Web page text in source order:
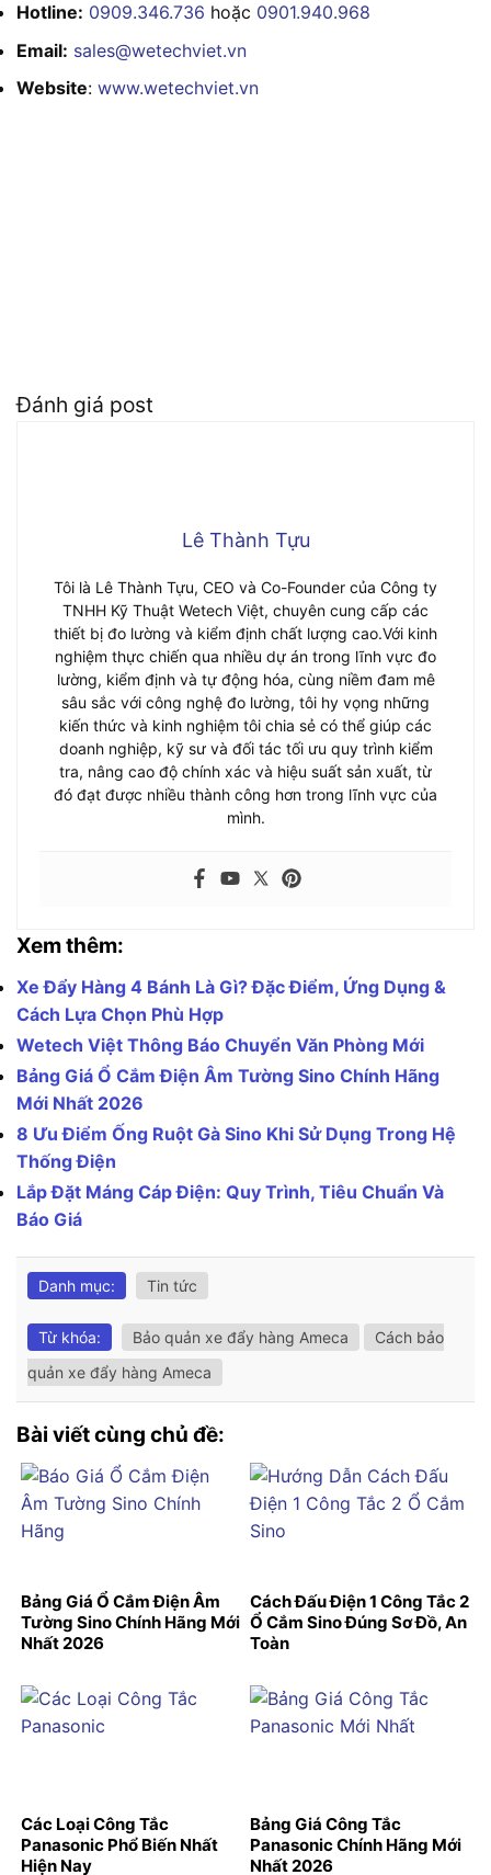
Hotline: 0909.346.736 hoặc 0901.940.968
Email: sales@wetechviet.vn
Website: www.wetechviet.vn
Đánh giá post
Lê Thành Tựu
Tôi là Lê Thành Tựu, CEO và Co-Founder của Công ty
TNHH Kỹ Thuật Wetech Việt, chuyên cung cấp các
thiết bị đo lường và kiểm định chất lượng cao.Với kinh
nghiệm thực chiến qua nhiều dự án trong lĩnh vực đo
lường, kiểm định và tự động hóa, cùng niềm đam mê
sâu sắc với công nghệ đo lường, tôi hy vọng những
kiến thức và kinh nghiệm tôi chia sẻ có thể giúp các
doanh nghiệp, kỹ sư và đối tác tối ưu quy trình kiểm
tra, nâng cao độ chính xác và hiệu suất sản xuất, từ
đó đạt được nhiều thành công hơn trong lĩnh vực của
mình.
Xem thêm:
Xe Đẩy Hàng 4 Bánh Là Gì? Đặc Điểm, Ứng Dụng &
Cách Lựa Chọn Phù Hợp
Wetech Việt Thông Báo Chuyển Văn Phòng Mới
Bảng Giá Ổ Cắm Điện Âm Tường Sino Chính Hãng
Mới Nhất 2026
8 Ưu Điểm Ống Ruột Gà Sino Khi Sử Dụng Trong Hệ
Thống Điện
Lắp Đặt Máng Cáp Điện: Quy Trình, Tiêu Chuẩn Và
Báo Giá
Danh mục: Tin tức
Từ khóa: Bảo quản xe đẩy hàng Ameca
Cách bảo
quản xe đẩy hàng Ameca
Bài viết cùng chủ đề:
Bảng Giá Ổ Cắm Điện Âm
Tường Sino Chính Hãng Mới
Nhất 2026
Cách Đấu Điện 1 Công Tắc 2
Ổ Cắm Sino Đúng Sơ Đồ, An
Toàn
Các Loại Công Tắc
Panasonic Phổ Biến Nhất
Hiện Nay
Bảng Giá Công Tắc
Panasonic Chính Hãng Mới
Nhất 2026